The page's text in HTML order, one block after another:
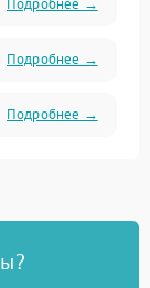
Подробнее →
Подробнее →